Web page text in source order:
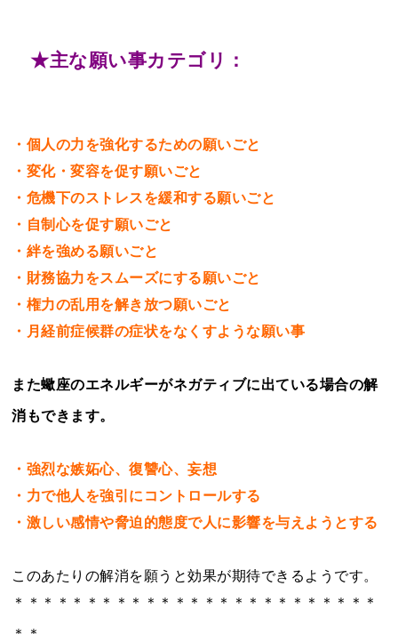
★主な願い事カテゴリ：
・個人の力を強化するための願いごと
・変化・変容を促す願いごと
・危機下のストレスを緩和する願いごと
・自制心を促す願いごと
・絆を強める願いごと
・財務協力をスムーズにする願いごと
・権力の乱用を解き放つ願いごと
・月経前症候群の症状をなくすような願い事
また蠍座のエネルギーがネガティブに出ている場合の解
消もできます。
・強烈な嫉妬心、復讐心、妄想
・力で他人を強引にコントロールする
・激しい感情や脅迫的態度で人に影響を与えようとする
このあたりの解消を願うと効果が期待できるようです。
＊＊＊＊＊＊＊＊＊＊＊＊＊＊＊＊＊＊＊＊＊＊＊＊＊